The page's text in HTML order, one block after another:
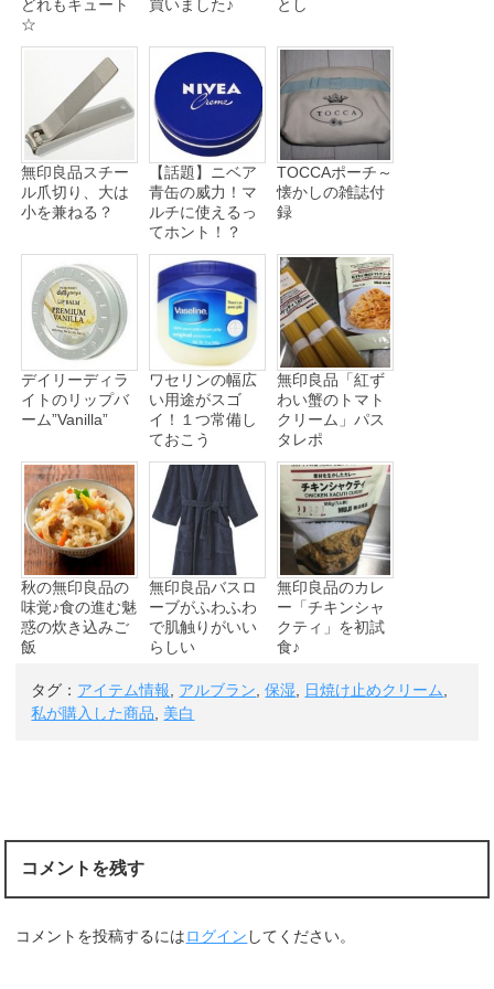
どれもキュート
☆
買いました♪ とし
無印良品スチー
ル爪切り、大は
小を兼ねる？
【話題】ニベア
青缶の威力！マ
ルチに使えるっ
てホント！？
TOCCAポーチ～
懐かしの雑誌付
録
デイリーディラ
イトのリップバ
ーム”Vanilla”
ワセリンの幅広
い用途がスゴ
イ！１つ常備し
ておこう
無印良品「紅ず
わい蟹のトマト
クリーム」パス
タレポ
秋の無印良品の
味覚♪食の進む魅
惑の炊き込みご
飯
無印良品バスロ
ーブがふわふわ
で肌触りがいい
らしい
無印良品のカレ
ー「チキンシャ
クティ」を初試
食♪
タグ： アイテム情報 アルブラン ,保湿 日焼け止めクリーム
私が購入した商品
美白
コメントを残す
コメントを投稿するにはログイン してください。